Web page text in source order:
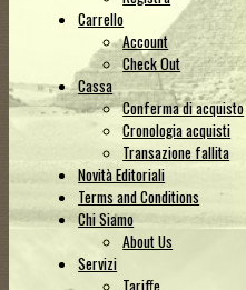
Carrello
Account
Check Out
Cassa
Conferma di acquisto
Cronologia acquisti
Transazione fallita
Novità Editoriali
Terms and Conditions
Chi Siamo
About Us
Servizi